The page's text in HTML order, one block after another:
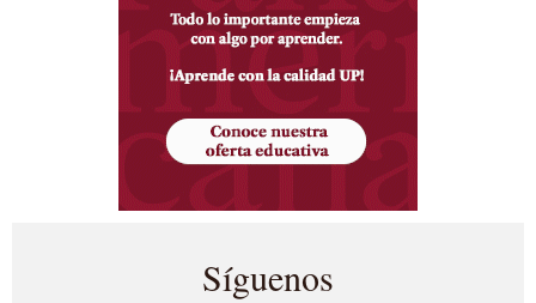
Síguenos